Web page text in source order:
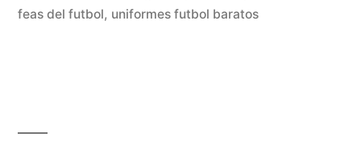
Qué?»
feas del futbol, uniformes futbol baratos